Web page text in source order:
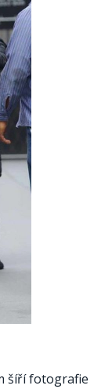
šíří fotografie